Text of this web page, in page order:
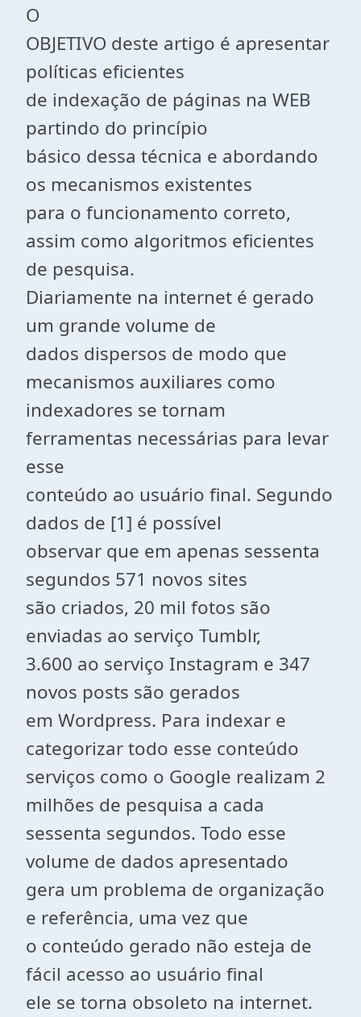
O
OBJETIVO deste artigo é apresentar
políticas eficientes
de indexação de páginas na WEB
partindo do princípio
básico dessa técnica e abordando
os mecanismos existentes
para o funcionamento correto,
assim como algoritmos eficientes
de pesquisa.
Diariamente na internet é gerado
um grande volume de
dados dispersos de modo que
mecanismos auxiliares como
indexadores se tornam
ferramentas necessárias para levar
esse
conteúdo ao usuário final. Segundo
dados de [1] é possível
observar que em apenas sessenta
segundos 571 novos sites
são criados, 20 mil fotos são
enviadas ao serviço Tumblr,
3.600 ao serviço Instagram e 347
novos posts são gerados
em Wordpress. Para indexar e
categorizar todo esse conteúdo
serviços como o Google realizam 2
milhões de pesquisa a cada
sessenta segundos. Todo esse
volume de dados apresentado
gera um problema de organização
e referência, uma vez que
o conteúdo gerado não esteja de
fácil acesso ao usuário final
ele se torna obsoleto na internet.